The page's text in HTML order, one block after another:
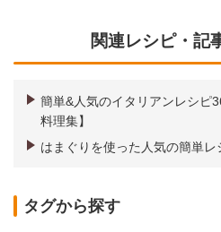
関連レシピ・記
簡単&人気のイタリアンレシピ
料理集】
はまぐりを使った人気の簡単レ
タグから探す